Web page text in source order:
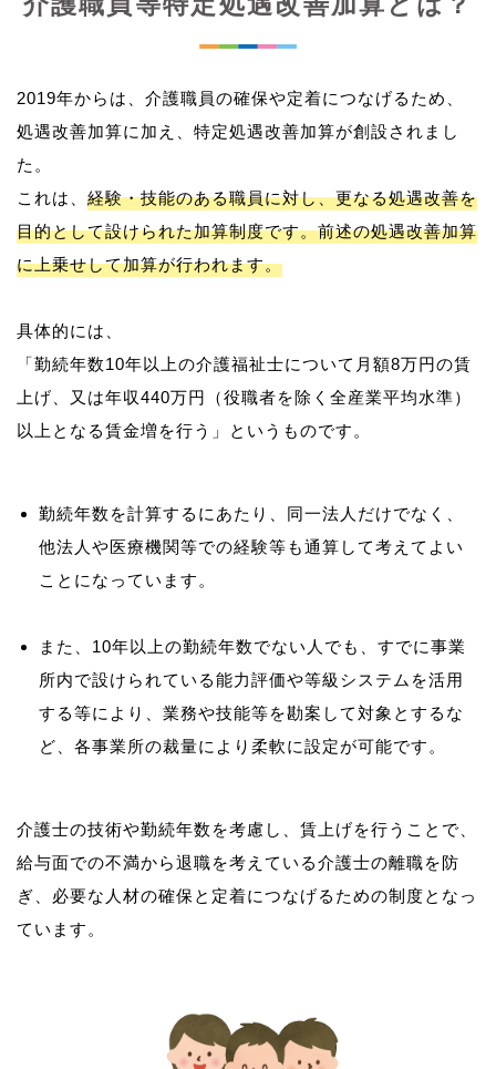
2019年からは、介護職員の確保や定着につなげるため、
処遇改善加算に加え、特定処遇改善加算が創設されまし
た。
これは、 経験・技能のある職員に対し、更なる処遇改善を
目的として設けられた加算制度です。前述の処遇改善加算
に上乗せして加算が行われます。
具体的には、
「勤続年数10年以上の介護福祉士について月額8万円の賃
上げ、又は年収440万円（役職者を除く全産業平均水準）
勤続年数を計算するにあたり、同一法人だけでなく、
他法人や医療機関等での経験等も通算して考えてよい
ことになっています。
また、10年以上の勤続年数でない人でも、すでに事業
所内で設けられている能力評価や等級システムを活用
する等により、業務や技能等を勘案して対象とするな
ど、各事業所の裁量により柔軟に設定が可能です。
介護士の技術や勤続年数を考慮し、賃上げを行うことで、
給与面での不満から退職を考えている介護士の離職を防
ぎ、必要な人材の確保と定着につなげるための制度となっ
ています。